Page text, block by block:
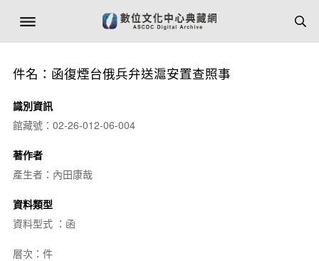
件名：函復煙台俄兵弁送滬安置查照事
識別資訊
館藏號：02-26-012-06-004
著作者
產生者：內田康哉
資料類型
資料型式 ：函
層次：件